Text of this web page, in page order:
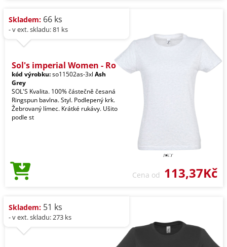
Skladem: 66 ks
- v ext. skladu: 81 ks
Sol's imperial Women - Ro
kód výrobku:so11502as-3xl Ash
Grey
SOL'S Kvalita. 100% částečně česaná
Ringspun bavlna. Styl. Podlepený krk.
Žebrovaný límec. Krátké rukávy. Ušito
podle st
Cena od 113,37Kč
Skladem: 51 ks
- v ext. skladu: 273 ks